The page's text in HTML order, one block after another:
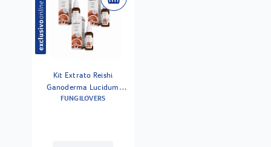
Kit Extrato Reishi
Ganoderma Lucidum
Fungilovers 30ml 3
FUNGILOVERS